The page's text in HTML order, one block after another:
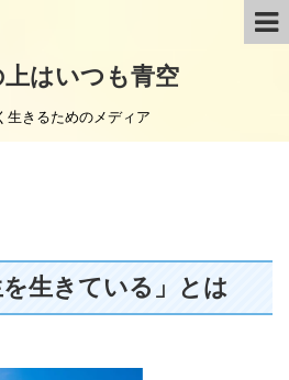
はいつも青空
生きるためのメディア
を生きている」とは